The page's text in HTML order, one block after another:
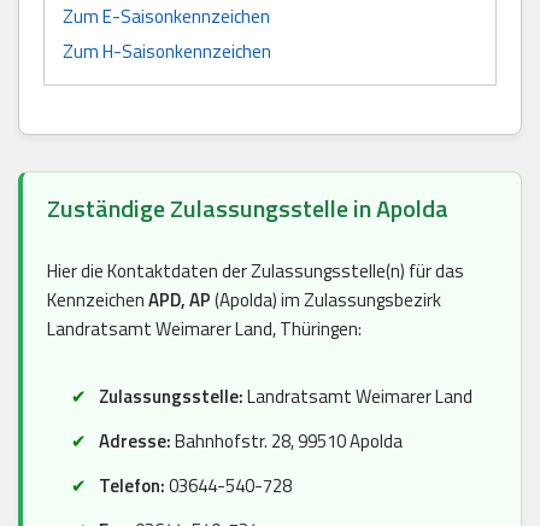
Zum E-Saisonkennzeichen
Zum H-Saisonkennzeichen
Zuständige Zulassungsstelle in Apolda
Hier die Kontaktdaten der Zulassungsstelle(n) für das
KennzeichenAPD, AP(Apolda) im Zulassungsbezirk
Landratsamt Weimarer Land, Thüringen:
Zulassungsstelle:Landratsamt Weimarer Land
Adresse:Bahnhofstr. 28, 99510 Apolda
Telefon:03644-540-728